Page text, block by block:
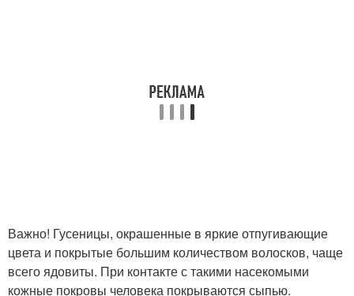
Важно! Гусеницы, окрашенные в яркие отпугивающие
цвета и покрытые большим количеством волосков, чаще
всего ядовиты. При контакте с такими насекомыми
кожные покровы человека покрываются сыпью.